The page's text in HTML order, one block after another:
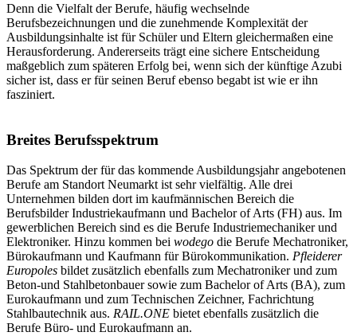
Denn die Vielfalt der Berufe, häufig wechselnde
Berufsbezeichnungen und die zunehmende Komplexität der
Ausbildungsinhalte ist für Schüler und Eltern gleichermaßen eine
Herausforderung. Andererseits trägt eine sichere Entscheidung
maßgeblich zum späteren Erfolg bei, wenn sich der künftige Azubi
sicher ist, dass er für seinen Beruf ebenso begabt ist wie er ihn
fasziniert.
Breites Berufsspektrum
Das Spektrum der für das kommende Ausbildungsjahr angebotenen
Berufe am Standort Neumarkt ist sehr vielfältig. Alle drei
Unternehmen bilden dort im kaufmännischen Bereich die
Berufsbilder Industriekaufmann und Bachelor of Arts (FH) aus. Im
gewerblichen Bereich sind es die Berufe Industriemechaniker und
Elektroniker. Hinzu kommen bei wodego die Berufe Mechatroniker,
Bürokaufmann und Kaufmann für Bürokommunikation. Pfleiderer
Europoles bildet zusätzlich ebenfalls zum Mechatroniker und zum
Beton-und Stahlbetonbauer sowie zum Bachelor of Arts (BA), zum
Eurokaufmann und zum Technischen Zeichner, Fachrichtung
Stahlbautechnik aus. RAIL.ONE bietet ebenfalls zusätzlich die
Berufe Büro- und Eurokaufmann an.